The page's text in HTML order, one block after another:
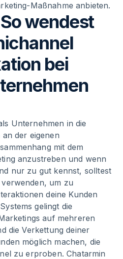
Maßnahme anbieten.
wendest
bei
Unternehmen in die
der eigenen
mit dem
anzustreben und wenn
nur zu gut kennst, solltest
um zu
deine Kunden
gelingt die
auf mehreren
die Verkettung deiner
möglich machen, die
zu erproben. Chatarmin